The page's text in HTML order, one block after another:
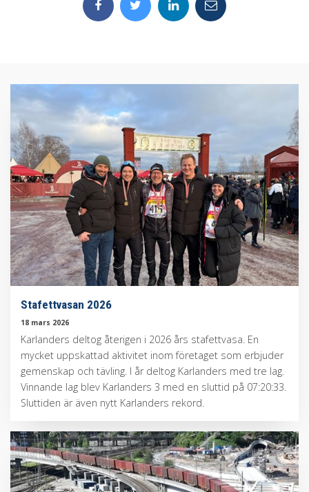
Stafettvasan 2026
18 mars 2026
Karlanders deltog återigen i 2026 års stafettvasa. En
mycket uppskattad aktivitet inom företaget som erbjuder
gemenskap och tävling. I år deltog Karlanders med tre lag.
Vinnande lag blev Karlanders 3 med en sluttid på 07:20:33.
Sluttiden är även nytt Karlanders rekord.